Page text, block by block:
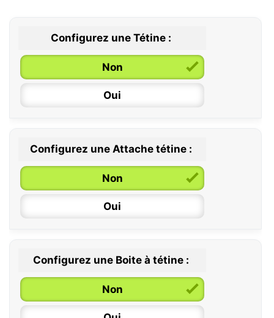
Configurez une Tétine :
Non
Oui
0 / 6 mois
6 / 36 mois
Configurez une Attache tétine :
Non
Oui
Configurez une Boite à tétine :
Non